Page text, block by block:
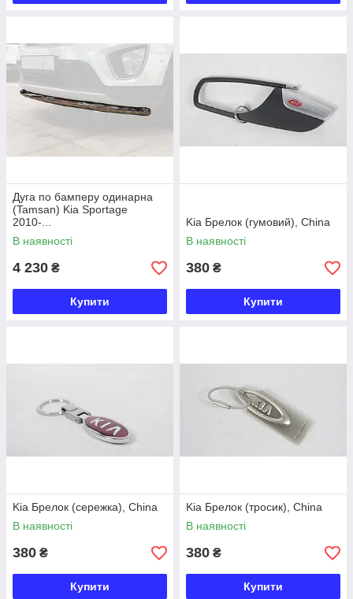
Дуга по бамперу одинарна
(Tamsan) Kia Sportage
2010-...
В наявності
4 230 ₴
Купити
Kia Брелок (гумовий), China
В наявності
380 ₴
Купити
Kia Брелок (сережка), China
В наявності
380 ₴
Купити
Kia Брелок (тросик), China
В наявності
380 ₴
Купити